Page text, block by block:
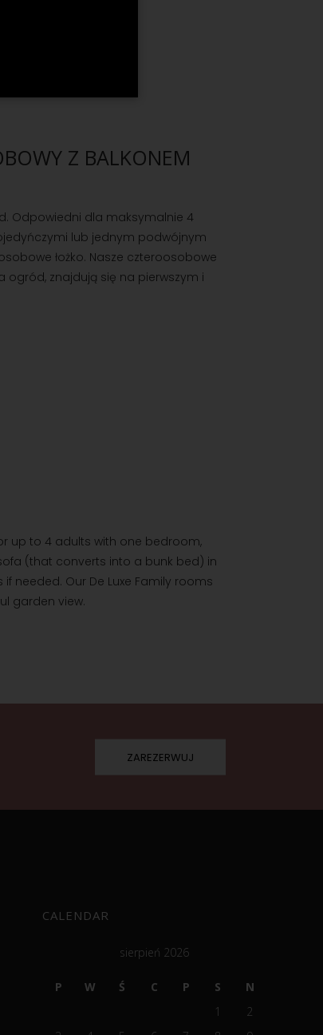
Z BALKONEM
Odpowiedni dla maksymalnie 4
lub jednym podwójnym
łożko. Nasze czteroosobowe
znajdują się na pierwszym i
up to 4 adults with one bedroom,
(that converts into a bunk bed) in
needed. Our De Luxe Family rooms
garden view.
ZAREZERWUJ
CALENDAR
sierpień 2026
P W Ś C P S
N
1
2